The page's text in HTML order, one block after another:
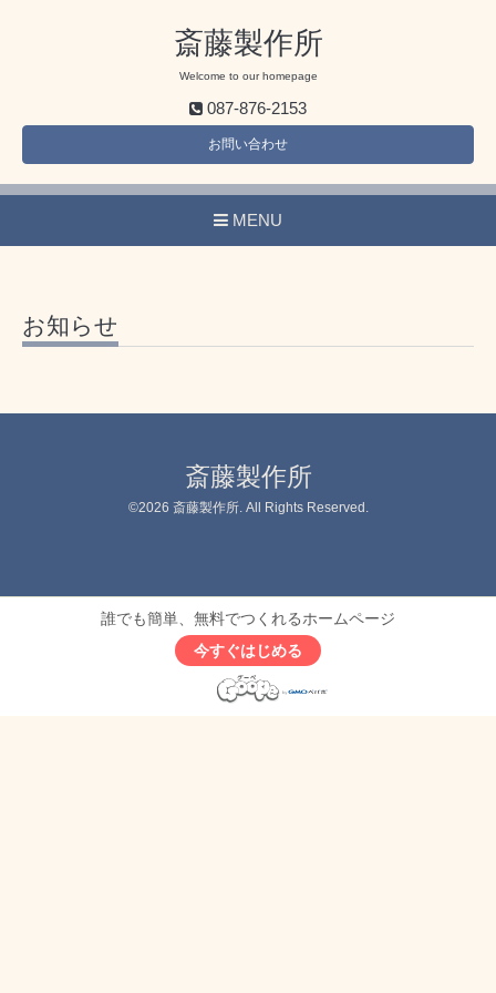
斎藤製作所
Welcome to our homepage
087-876-2153
お問い合わせ
MENU
お知らせ
斎藤製作所
©2026 斎藤製作所. All Rights Reserved.
誰でも簡単、無料でつくれるホームページ
今すぐはじめる